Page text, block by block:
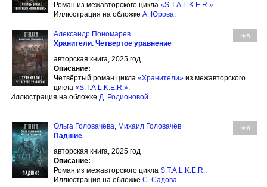
Роман из межавторского цикла «S.T.A.L.K.E.R.».
Иллюстрация на обложке А. Юрова.
Александр Пономарев №5
Хранители. Четвертое уравнение
авторская книга, 2025 год
Описание:
Четвёртый роман цикла «Хранители» из межавторского
цикла «S.T.A.L.K.E.R.».
Иллюстрация на обложке Д. Родионовой.
Ольга Головачёва, Михаил Головачёв №6
Падшие
авторская книга, 2025 год
Описание:
Роман из межавторского цикла S.T.A.L.K.E.R..
Иллюстрация на обложке С. Садова.